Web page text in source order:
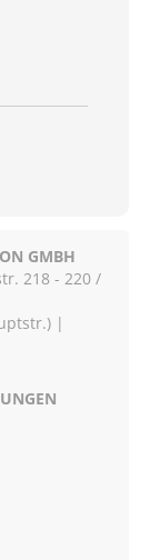
GMBH
218 - 220 /
|